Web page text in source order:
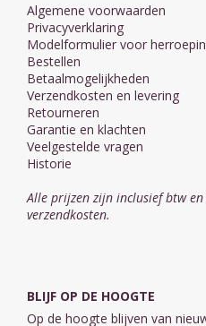
Algemene voorwaarden
Privacyverklaring
Modelformulier voor
Bestellen
Betaalmogelijkheden
Verzendkosten en levering
Retourneren
Garantie en klachten
Veelgestelde vragen
Historie
Alle prijzen zijn inclusief btw en
verzendkosten.
BLIJF OP DE HOOGTE
Op de hoogte blijven van